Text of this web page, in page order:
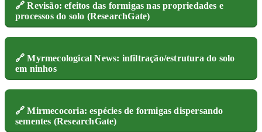
🔗 Revisão: efeitos das formigas nas propriedades e
processos do solo (ResearchGate)
🔗 Myrmecological News: infiltração/estrutura do solo
em ninhos
🔗 Mirmecocoria: espécies de formigas dispersando
sementes (ResearchGate)